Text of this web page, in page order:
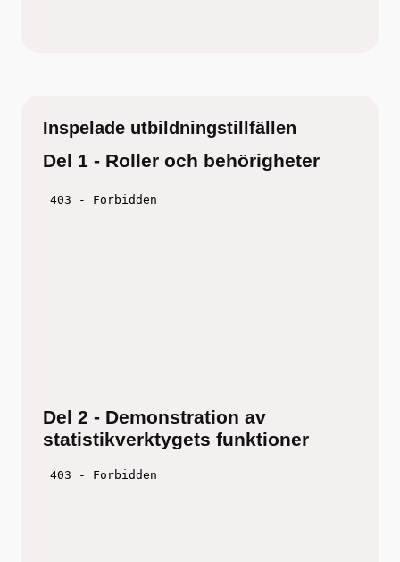
Inspelade utbildningstillfällen
Del 1 - Roller och behörigheter
Del 2 - Demonstration av
statistikverktygets funktioner